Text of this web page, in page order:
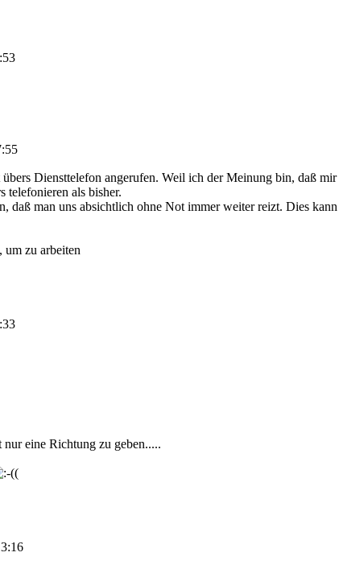
Diensttelefon angerufen. Weil ich der Meinung bin, daß
telefonieren als bisher.
daß man uns absichtlich ohne Not immer weiter reizt. Dies
um zu arbeiten
eine Richtung zu geben.....
(